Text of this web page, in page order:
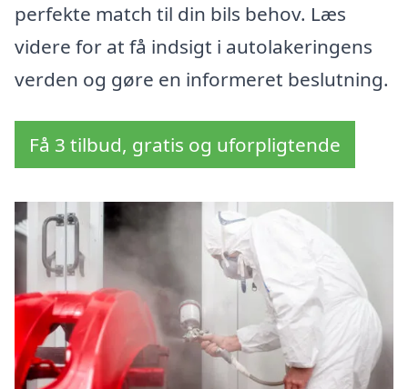
perfekte match til din bils behov. Læs
videre for at få indsigt i autolakeringens
verden og gøre en informeret beslutning.
Få 3 tilbud, gratis og uforpligtende